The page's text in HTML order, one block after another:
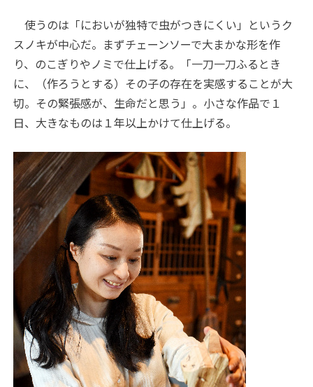
使うのは「においが独特で虫がつきにくい」というク
スノキが中心だ。まずチェーンソーで大まかな形を作
り、のこぎりやノミで仕上げる。「一刀一刀ふるとき
に、（作ろうとする）その子の存在を実感することが大
切。その緊張感が、生命だと思う」。小さな作品で１
日、大きなものは１年以上かけて仕上げる。